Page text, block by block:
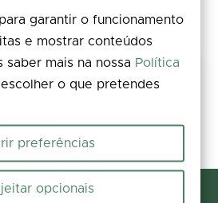
e acrescenta fotos. A tua opinião
garantir o funcionamento
e mostrar conteúdos
saber mais na nossa Política
o que pretendes
preferências
opcionais